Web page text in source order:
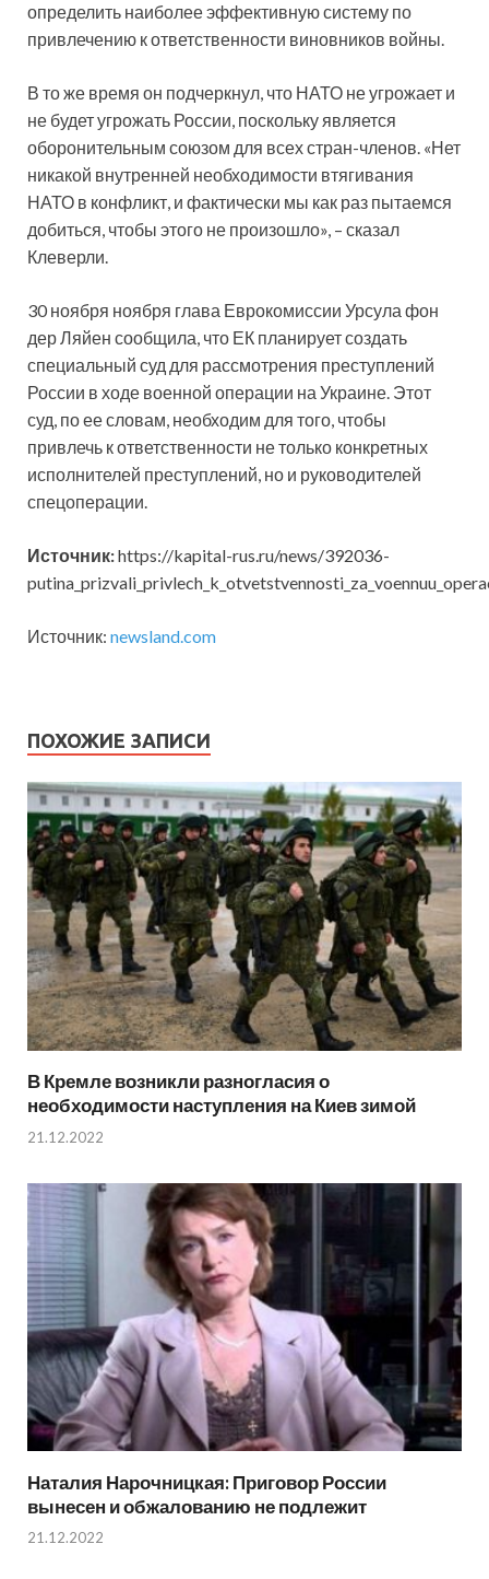
определить наиболее эффективную систему по
привлечению к ответственности виновников войны.
В то же время он подчеркнул, что НАТО не угрожает и
не будет угрожать России, поскольку является
оборонительным союзом для всех стран-членов. «Нет
никакой внутренней необходимости втягивания
НАТО в конфликт, и фактически мы как раз пытаемся
добиться, чтобы этого не произошло», – сказал
Клеверли.
30 ноября ноября глава Еврокомиссии Урсула фон
дер Ляйен сообщила, что ЕК планирует создать
специальный суд для рассмотрения преступлений
России в ходе военной операции на Украине. Этот
суд, по ее словам, необходим для того, чтобы
привлечь к ответственности не только конкретных
исполнителей преступлений, но и руководителей
спецоперации.
Источник:https://kapital-rus.ru/news/392036-
Источник: newsland.com
ПОХОЖИЕ ЗАПИСИ
В Кремле возникли разногласия о
необходимости наступления на Киев зимой
21.12.2022
Наталия Нарочницкая: Приговор России
вынесен и обжалованию не подлежит
21.12.2022